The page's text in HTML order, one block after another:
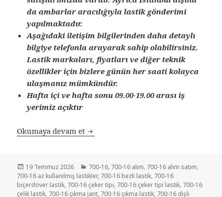
da ambarlar aracılığıyla lastik gönderimi
yapılmaktadır.
Aşağıdaki iletişim bilgilerinden daha detaylı
bilgiye telefonla arayarak sahip olabilirsiniz.
Lastik markaları, fiyatları ve diğer teknik
özellikler için bizlere günün her saati kolayca
ulaşmanız mümkündür.
Hafta içi ve hafta sonu 09.00-19.00 arası iş
yerimiz açıktır
Okumaya devam et SATILIK 700-16 İKİNCİ EL ÇIKMA
Yayın
tarihi
19 Temmuz 2026 Kategoriler
700-16, 700-16 alım, 700-16 alım satım,
700-16 az kullanılmış lastikler, 700-16 bezli lastik, 700-16
biçerdöver lastik, 700-16 çeker tipi, 700-16 çeker tipi lastik, 700-16
çelik lastik, 700-16 çıkma jant, 700-16 çıkma lastik, 700-16 dişli